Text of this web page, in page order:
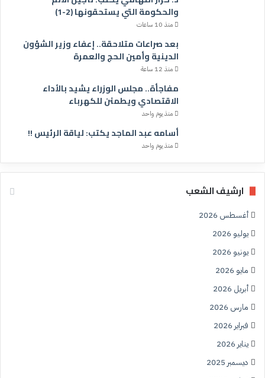
والحكومة التي يستحقونها (2-1)
منذ 10 ساعات
بعد صراعات متلاحقة.. إعفاء وزير الشؤون
الدينية وأمين الحج والعمرة
منذ 12 ساعة
مفاجأة.. مجلس الوزراء يشيد بالأداء
الاقتصادي ويطمئن للكهرباء
منذ يوم واحد
أسامه عبد الماجد يكتب: لياقة الرئيس !!
منذ يوم واحد
ارشيف الشعب
أغسطس 2026
يوليو 2026
يونيو 2026
مايو 2026
أبريل 2026
مارس 2026
فبراير 2026
يناير 2026
ديسمبر 2025